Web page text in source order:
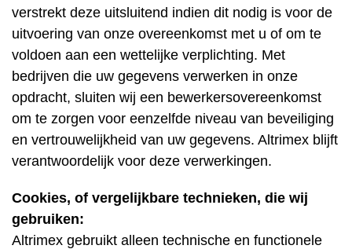
verstrekt deze uitsluitend indien dit nodig is voor de
uitvoering van onze overeenkomst met u of om te
voldoen aan een wettelijke verplichting. Met
bedrijven die uw gegevens verwerken in onze
opdracht, sluiten wij een bewerkersovereenkomst
om te zorgen voor eenzelfde niveau van beveiliging
en vertrouwelijkheid van uw gegevens. Altrimex blijft
verantwoordelijk voor deze verwerkingen.
Cookies, of vergelijkbare technieken, die wij
gebruiken:
Altrimex gebruikt alleen technische en functionele